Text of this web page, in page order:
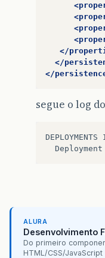
</
</
</
segue o log
DEPLOYMENTS
ALURA
Desenvolvimento
Do primeiro
HTML/CSS/